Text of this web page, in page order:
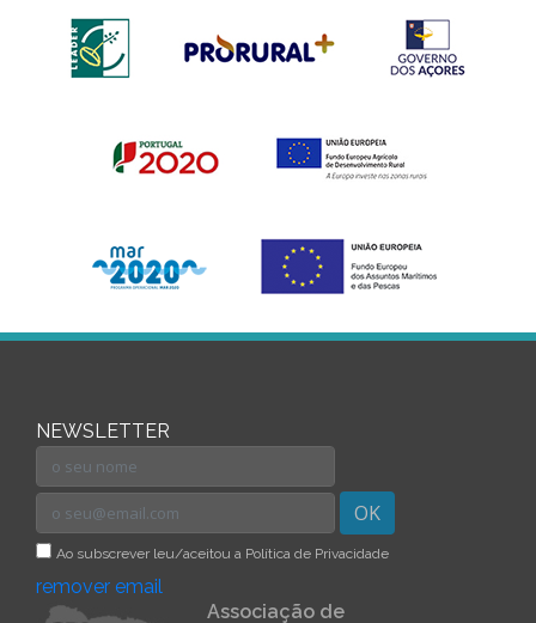
NEWSLETTER
OK
Ao subscrever leu/aceitou a Política de Privacidade
remover email
Associação de